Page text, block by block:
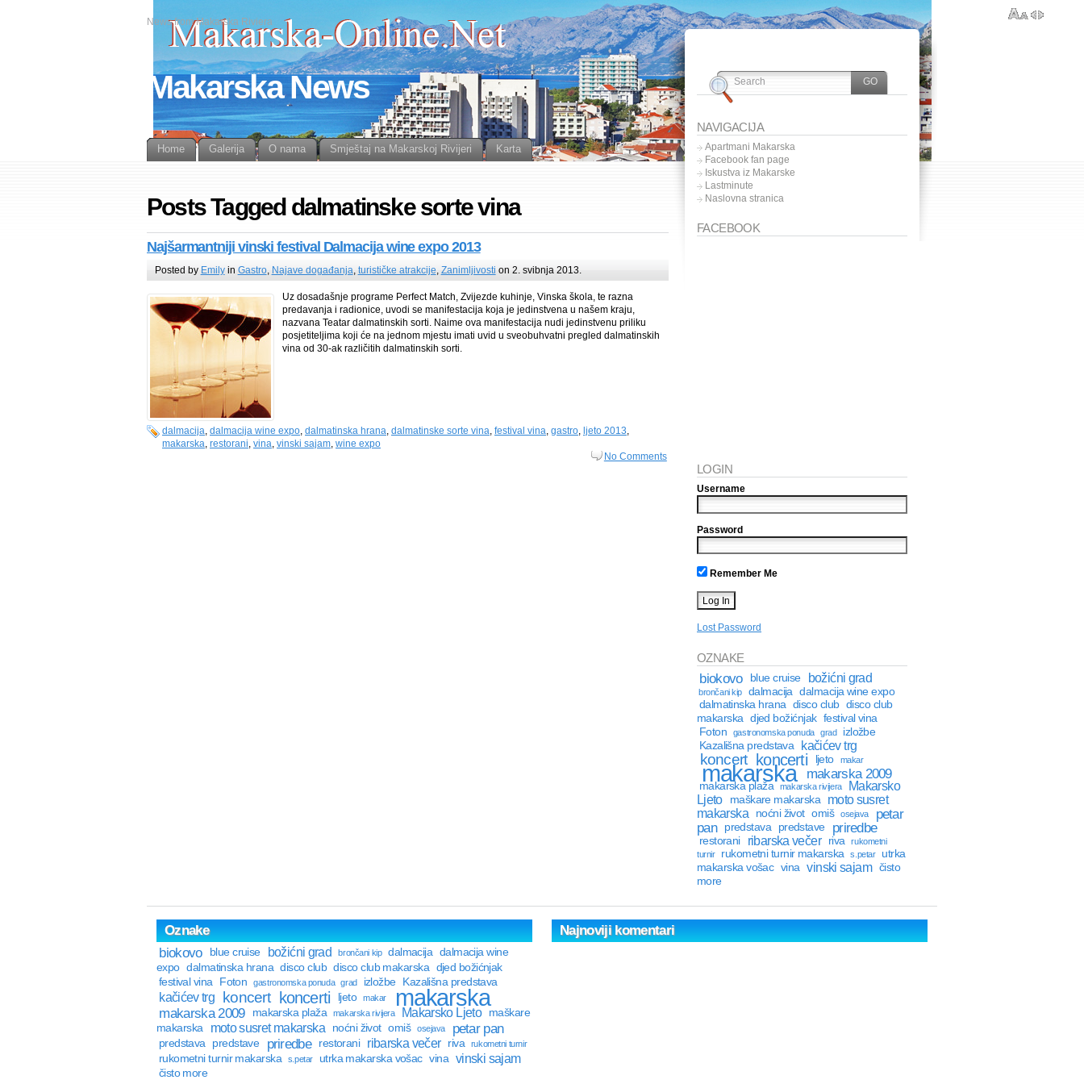
News from Makarska Riviera
Makarska News
Home Galerija O nama Smještaj na Makarskoj Rivijeri Karta
Posts Tagged dalmatinske sorte vina
Najšarmantniji vinski festival Dalmacija wine expo 2013
Posted by Emilyin Gastro, Najave događanja turističke atrakcije, Zanimljivosti on 2. svibnja 2013.
Uz dosadašnje programe Perfect Match, Zvijezde kuhinje, Vinska škola, te razna
predavanja i radionice, uvodi se manifestacija koja je jedinstvena u našem kraju,
nazvana Teatar dalmatinskih sorti. Naime ova manifestacija nudi jedinstvenu priliku
posjetiteljima koji će na jednom mjestu imati uvid u sveobuhvatni pregled dalmatinskih
vina od 30-ak različitih dalmatinskih sorti.
dalmacija dalmacija wine expo dalmatinska hrana dalmatinske sorte vina festival vina gastro ljeto 2013
makarska restorani vina vinski sajam wine expo
No Comments
NAVIGACIJA
Apartmani Makarska
Facebook fan page
Iskustva iz Makarske
Lastminute
Naslovna stranica
FACEBOOK
LOGIN
Username
Password
Remember Me
Lost Password
OZNAKE
biokovo blue cruise božićni grad
brončani kip dalmacija
dalmacija wine expo
dalmatinska hrana disco club disco club
makarska djed božićnjak festival vina
Foton
gastronomska ponuda grad
izložbe
Kazališna predstava
kačićev trg
koncert koncerti ljeto makar
makarska makarska 2009
makarska plaža makarska rivijera
Makarsko
Ljeto
maškare makarska
moto susret
makarska
noćni život omiš osejava
petar
pan
predstava predstave priredbe
restorani ribarska večer riva
rukometni
turnir
rukometni turnir makarska s.petar
utrka
makarska vošac vina vinski sajam
čisto
more
Oznake
biokovo blue cruise božićni grad brončani kip dalmacija dalmacija wine
expo dalmatinska hrana disco club disco club makarska djed božićnjak
festival vina
Foton gastronomska ponuda grad izložbe Kazališna predstava
kačićev trg koncert koncerti ljeto makar makarska
makarska 2009 makarska plaža makarska rivijera Makarsko Ljeto
maškare
makarska
moto susret makarska noćni život omiš osejava petar pan
predstava predstave priredbe restorani ribarska večer riva rukometni turnir
rukometni turnir makarska s.petar utrka makarska vošac vina vinski sajam
čisto more
Najnoviji komentari